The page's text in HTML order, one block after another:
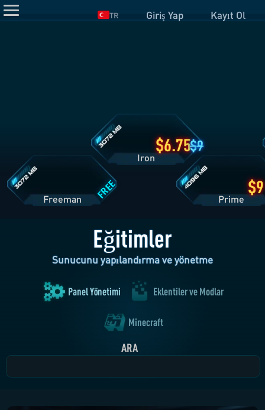
TR Giriş Yap Kayıt Ol
6.75
Eğitimler
Sunucunu yapılandırma ve yönetme
Panel Yönetimi Eklentiler ve Modlar
Minecraft
ARA